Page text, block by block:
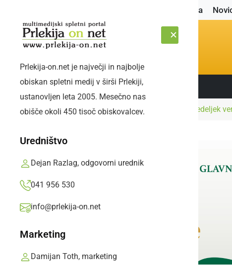
Naslovnica
SOBOTA, 8. AVGUST 2026 Sledite nam:
Prlekija-on.net je največji in najbolje
obiskan spletni medij v širši Prlekiji,
ustanovljen leta 2005. Mesečno nas
obišče okoli 450 tisoč obiskovalcev.
Uredništvo
Dejan Razlag, odgovorni urednik
041 956 530
info@prlekija-on.net
Marketing
Damijan Toth, marketing
Naslovnica SlovenijaSprememba: V ponedeljek